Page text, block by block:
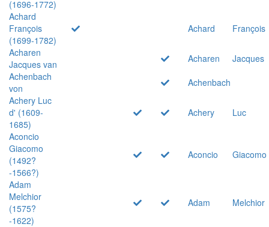
(1696-1772)
Achard
François
(1699-1782)
Achard
François
Acharen
Jacques van
Acharen
Jacques
Achenbach
von
Achenbach
Achery Luc
d' (1609-
1685)
Achery
Luc
Aconcio
Giacomo
(1492?
-1566?)
Aconcio Giacomo
Adam
Melchior
(1575?
-1622)
Adam Melchior